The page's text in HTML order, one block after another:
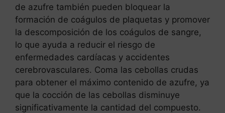
de azufre también pueden bloquear la
formación de coágulos de plaquetas y promover
la descomposición de los coágulos de sangre,
lo que ayuda a reducir el riesgo de
enfermedades cardíacas y accidentes
cerebrovasculares. Coma las cebollas crudas
para obtener el máximo contenido de azufre, ya
que la cocción de las cebollas disminuye
significativamente la cantidad del compuesto.